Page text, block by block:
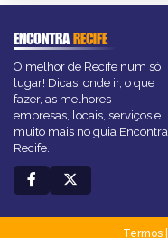
ENCONTRARECIFE
O melhor de Recife num só
lugar! Dicas, onde ir, o que
fazer, as melhores
empresas, locais, serviços e
muito mais no guia Encontra
Recife.
Termos|